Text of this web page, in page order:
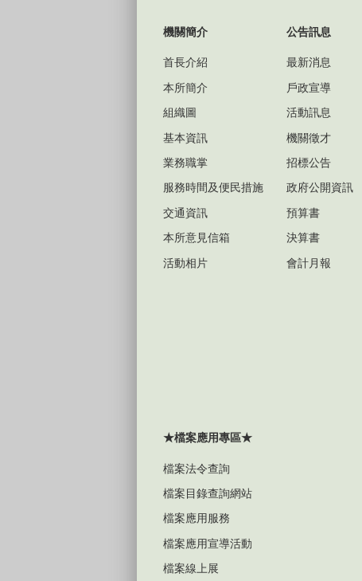
機關簡介
首長介紹
本所簡介
組織圖
基本資訊
業務職掌
服務時間及便民措施
交通資訊
本所意見信箱
活動相片
公告訊息
最新消息
戶政宣導
活動訊息
機關徵才
招標公告
政府公開資訊
預算書
決算書
會計月報
★檔案應用專區★
檔案法令查詢
檔案目錄查詢網站
檔案應用服務
檔案應用宣導活動
檔案線上展